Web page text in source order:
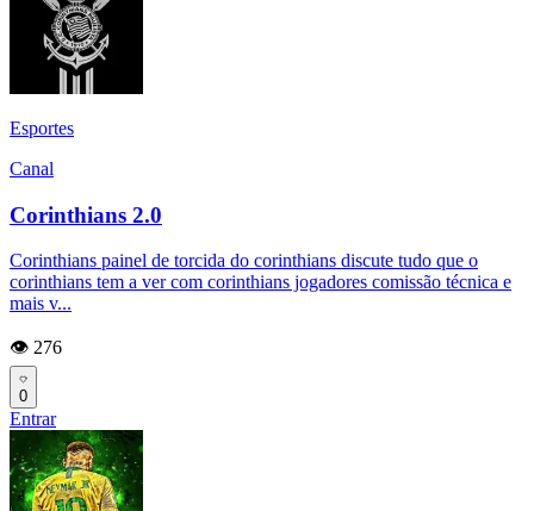
Esportes
Canal
Corinthians 2.0
Corinthians painel de torcida do corinthians discute tudo que o
corinthians tem a ver com corinthians jogadores comissão técnica e
mais v...
👁️ 276
0
Entrar